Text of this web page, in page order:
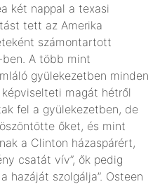
két nappal a texasi
tett az Amerika
számontartott
A több mint
gyülekezetben minden
magát hétről
fel a gyülekezetben, de
őket, és mint
a Clinton házaspárért,
csatát vív”, ők pedig
hazáját szolgálja”. Osteen